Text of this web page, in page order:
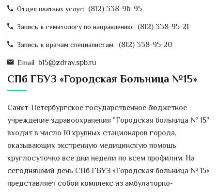
Отдел платных услуг: (812) 338-96-95
Запись к гематологу по направлению: (812) 338-95-21
Запись к врачам специалистам: (812) 338-95-20
Email b15@zdrav.spb.ru
СПб ГБУЗ «Городская Больница №15»
Санкт-Петербургское государственное бюджетное
учреждение здравоохранения "Городская больница № 15"
входит в число 10 крупных стационаров города,
оказывающих экстренную медицинскую помощь
круглосуточно все дни недели по всем профилям. На
сегодняшний день СПб ГБУЗ «Городская больница № 15»
представляет собой комплекс из амбулаторно-